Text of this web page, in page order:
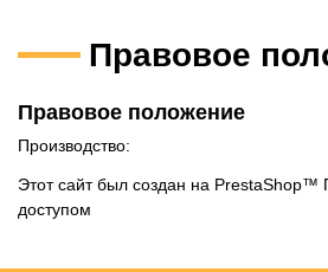
Правовое
Правовое положение
Производство:
Этот сайт был создан на PrestaShop™
доступом